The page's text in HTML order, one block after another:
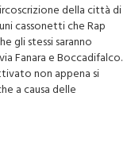
della città di
cassonetti che Rap
gli stessi saranno
Fanara e Boccadifalco.
non appena si
a causa delle